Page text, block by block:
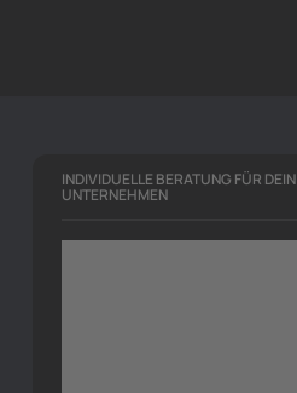
INDIVIDUELLE BERATUNG FÜR DEIN
UNTERNEHMEN